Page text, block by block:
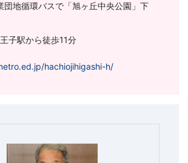
団地循環バスで「旭ヶ丘中央公園」下
子駅から徒歩11分
hachiojihigashi-h/